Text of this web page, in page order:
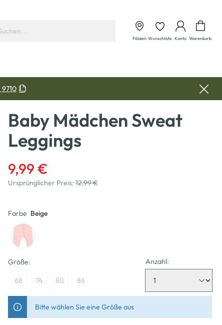
Filialen Wunschliste Konto Warenkorb
9710
Baby Mädchen Sweat
Leggings
9,99 €
Ursprünglicher Preis: 12,99 €
Farbe Beige
Größe:
68 74 80 86
Anzahl:
Bitte wählen Sie eine Größe aus